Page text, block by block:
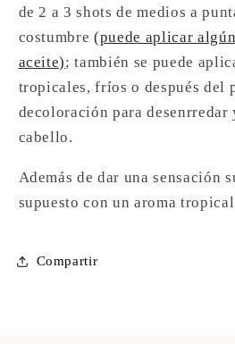
de 2 a 3 shots de medios a
costumbre(puede aplicar
aceite); también se puede
tropicales, fríos o después del
decoloración para
cabello.
Además de dar una sensación
supuesto con un aroma
Compartir